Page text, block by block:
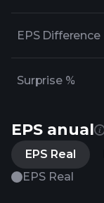
EPS Difference
Surprise %
EPS anual
EPS Real
EPS Real